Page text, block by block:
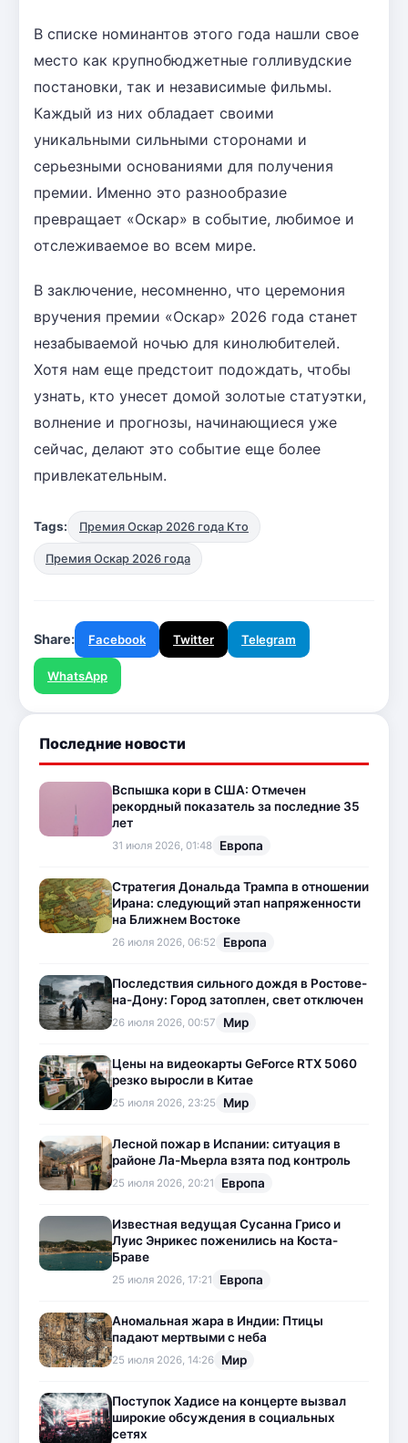
В списке номинантов этого года нашли свое
место как крупнобюджетные голливудские
постановки, так и независимые фильмы.
Каждый из них обладает своими
уникальными сильными сторонами и
серьезными основаниями для получения
премии. Именно это разнообразие
превращает «Оскар» в событие, любимое и
отслеживаемое во всем мире.
В заключение, несомненно, что церемония
вручения премии «Оскар» 2026 года станет
незабываемой ночью для кинолюбителей.
Хотя нам еще предстоит подождать, чтобы
узнать, кто унесет домой золотые статуэтки,
волнение и прогнозы, начинающиеся уже
сейчас, делают это событие еще более
привлекательным.
Tags: Премия Оскар 2026 года Кто
Премия Оскар 2026 года
Share: Facebook Twitter Telegram
WhatsApp
Последние новости
Вспышка кори в США: Отмечен
рекордный показатель за последние 35
лет
31 июля 2026, 01:48 Европа
Стратегия Дональда Трампа в отношении
Ирана: следующий этап напряженности
на Ближнем Востоке
26 июля 2026, 06:52 Европа
Последствия сильного дождя в Ростове-
на-Дону: Город затоплен, свет отключен
26 июля 2026, 00:57 Мир
Цены на видеокарты GeForce RTX 5060
резко выросли в Китае
25 июля 2026, 23:25 Мир
Лесной пожар в Испании: ситуация в
районе Ла-Мьерла взята под контроль
25 июля 2026, 20:21 Европа
Известная ведущая Сусанна Грисо и
Луис Энрикес поженились на Коста-
Браве
25 июля 2026, 17:21 Европа
Аномальная жара в Индии: Птицы
падают мертвыми с неба
25 июля 2026, 14:26 Мир
Поступок Хадисе на концерте вызвал
широкие обсуждения в социальных
сетях